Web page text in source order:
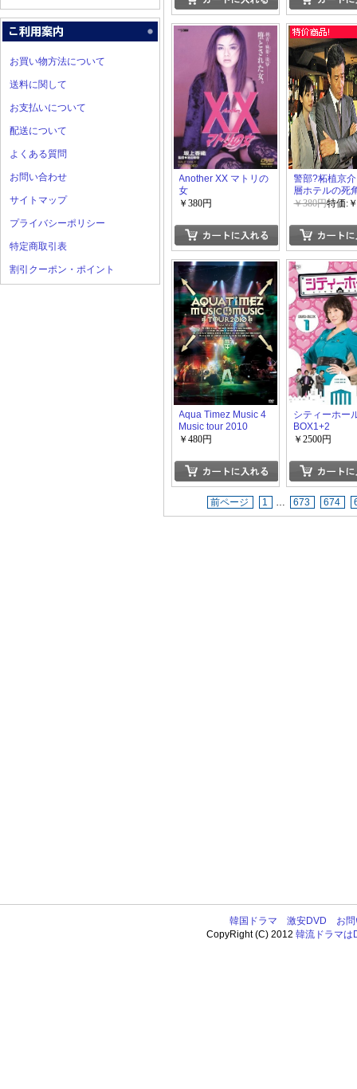
お買い物方法について
送料に関して
お支払いについて
配送について
よくある質問
お問い合わせ
サイトマップ
プライバシーポリシー
特定商取引表
割引クーポン・ポイント
Another XX マトリの
女
￥380円
警部?柘植京
層ホテルの死
￥380円特価:
Aqua Timez Music 4
Music tour 2010
￥480円
シティーホー
BOX1+2
￥2500円
前ページ 1 … 673 674
韓国ドラマ 激安DVD
お
CopyRight (C) 2012韓流ドラマは